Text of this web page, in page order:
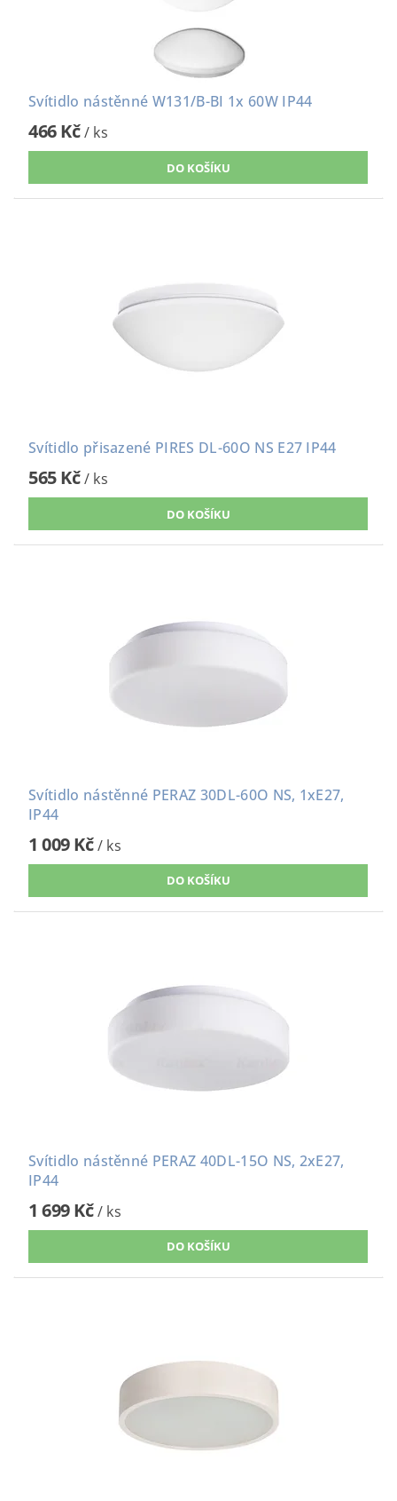
Svítidlo nástěnné W131/B-BI 1x 60W IP44
466 Kč/ ks
Svítidlo přisazené PIRES DL-60O NS E27 IP44
565 Kč/ ks
Svítidlo nástěnné PERAZ 30DL-60O NS, 1xE27,
IP44
1 009 Kč/ ks
Svítidlo nástěnné PERAZ 40DL-15O NS, 2xE27,
IP44
1 699 Kč/ ks